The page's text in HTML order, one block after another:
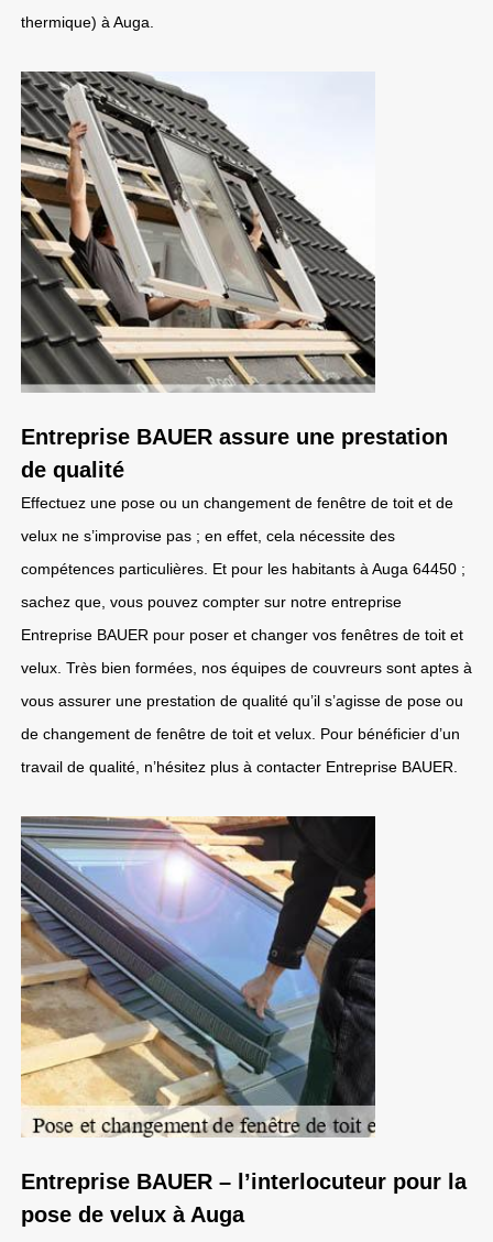
thermique) à Auga.
Entreprise BAUER assure une prestation
de qualité
Effectuez une pose ou un changement de fenêtre de toit et de
velux ne s’improvise pas ; en effet, cela nécessite des
compétences particulières. Et pour les habitants à Auga 64450 ;
sachez que, vous pouvez compter sur notre entreprise
Entreprise BAUER pour poser et changer vos fenêtres de toit et
velux. Très bien formées, nos équipes de couvreurs sont aptes à
vous assurer une prestation de qualité qu’il s’agisse de pose ou
de changement de fenêtre de toit et velux. Pour bénéficier d’un
travail de qualité, n’hésitez plus à contacter Entreprise BAUER.
Entreprise BAUER – l’interlocuteur pour la
pose de velux à Auga